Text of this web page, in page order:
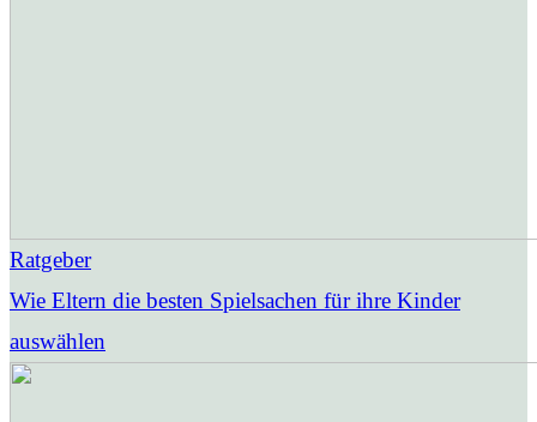
Ratgeber
Wie Eltern die besten Spielsachen für ihre Kinder
auswählen